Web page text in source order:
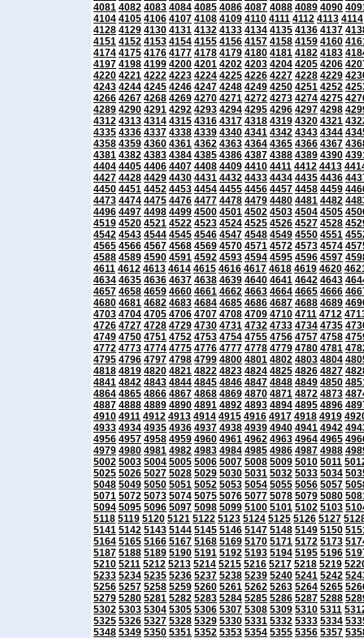
4081 4082 4083 4084 4085 4086 4087 4088 4089 4090
4104 4105 4106 4107 4108 4109 4110 4111 4112 4113 4114
4128 4129 4130 4131 4132 4133 4134 4135 4136 4137
4151 4152 4153 4154 4155 4156 4157 4158 4159 4160
4174 4175 4176 4177 4178 4179 4180 4181 4182 4183
4197 4198 4199 4200 4201 4202 4203 4204 4205 4206
4220 4221 4222 4223 4224 4225 4226 4227 4228 4229
4243 4244 4245 4246 4247 4248 4249 4250 4251 4252
4266 4267 4268 4269 4270 4271 4272 4273 4274 4275
4289 4290 4291 4292 4293 4294 4295 4296 4297 4298
4312 4313 4314 4315 4316 4317 4318 4319 4320 4321
4335 4336 4337 4338 4339 4340 4341 4342 4343 4344
4358 4359 4360 4361 4362 4363 4364 4365 4366 4367
4381 4382 4383 4384 4385 4386 4387 4388 4389 4390
4404 4405 4406 4407 4408 4409 4410 4411 4412 4413
4427 4428 4429 4430 4431 4432 4433 4434 4435 4436
4450 4451 4452 4453 4454 4455 4456 4457 4458 4459
4473 4474 4475 4476 4477 4478 4479 4480 4481 4482
4496 4497 4498 4499 4500 4501 4502 4503 4504 4505
4519 4520 4521 4522 4523 4524 4525 4526 4527 4528
4542 4543 4544 4545 4546 4547 4548 4549 4550 4551
4565 4566 4567 4568 4569 4570 4571 4572 4573 4574
4588 4589 4590 4591 4592 4593 4594 4595 4596 4597
4611 4612 4613 4614 4615 4616 4617 4618 4619 4620
4634 4635 4636 4637 4638 4639 4640 4641 4642 4643
4657 4658 4659 4660 4661 4662 4663 4664 4665 4666
4680 4681 4682 4683 4684 4685 4686 4687 4688 4689
4703 4704 4705 4706 4707 4708 4709 4710 4711 4712
4726 4727 4728 4729 4730 4731 4732 4733 4734 4735
4749 4750 4751 4752 4753 4754 4755 4756 4757 4758
4772 4773 4774 4775 4776 4777 4778 4779 4780 4781
4795 4796 4797 4798 4799 4800 4801 4802 4803 4804
4818 4819 4820 4821 4822 4823 4824 4825 4826 4827
4841 4842 4843 4844 4845 4846 4847 4848 4849 4850
4864 4865 4866 4867 4868 4869 4870 4871 4872 4873
4887 4888 4889 4890 4891 4892 4893 4894 4895 4896
4910 4911 4912 4913 4914 4915 4916 4917 4918 4919
4933 4934 4935 4936 4937 4938 4939 4940 4941 4942
4956 4957 4958 4959 4960 4961 4962 4963 4964 4965
4979 4980 4981 4982 4983 4984 4985 4986 4987 4988
5002 5003 5004 5005 5006 5007 5008 5009 5010 5011
5025 5026 5027 5028 5029 5030 5031 5032 5033 5034
5048 5049 5050 5051 5052 5053 5054 5055 5056 5057
5071 5072 5073 5074 5075 5076 5077 5078 5079 5080
5094 5095 5096 5097 5098 5099 5100 5101 5102 5103
5118 5119 5120 5121 5122 5123 5124 5125 5126 5127
5141 5142 5143 5144 5145 5146 5147 5148 5149 5150
5164 5165 5166 5167 5168 5169 5170 5171 5172 5173
5187 5188 5189 5190 5191 5192 5193 5194 5195 5196
5210 5211 5212 5213 5214 5215 5216 5217 5218 5219
5233 5234 5235 5236 5237 5238 5239 5240 5241 5242
5256 5257 5258 5259 5260 5261 5262 5263 5264 5265
5279 5280 5281 5282 5283 5284 5285 5286 5287 5288
5302 5303 5304 5305 5306 5307 5308 5309 5310 5311
5325 5326 5327 5328 5329 5330 5331 5332 5333 5334
5348 5349 5350 5351 5352 5353 5354 5355 5356 5357